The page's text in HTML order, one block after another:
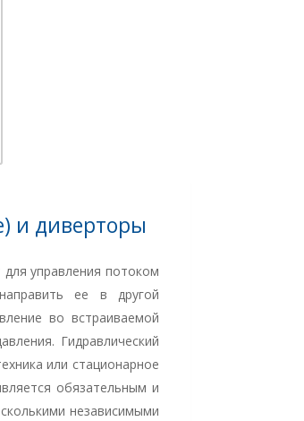
и диверторы
управления потоком
ее в другой
во встраиваемой
Гидравлический
или стационарное
обязательным и
независимыми